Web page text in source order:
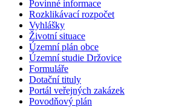
Povinné informace
Rozklikávací rozpočet
Vyhlášky
Životní situace
Územní plán obce
Územní studie Držovice
Formuláře
Dotační tituly
Portál veřejných zakázek
Povodňový plán